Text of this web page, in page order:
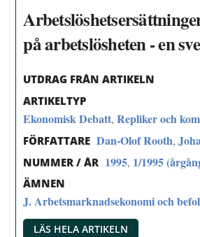
på arbetslösheten - en
UTDRAG FRÅN ARTIKELN
ARTIKELTYP
Ekonomisk Debatt,Repliker och
FÖRFATTARE Dan-Olof Rooth,
NUMMER / ÅR 1995, 1/1995
ÄMNEN
J. Arbetsmarknadsekonomi och
LÄS HELA ARTIKELN